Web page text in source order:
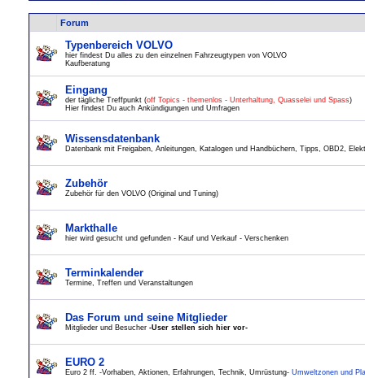
Forum
Typenbereich VOLVO
hier findest Du alles zu den einzelnen Fahrzeugtypen von VOLVO
Kaufberatung
Eingang
der tägliche Treffpunkt (off Topics - themenlos - Unterhaltung, Quasselei und Spass)
Hier findest Du auch Ankündigungen und Umfragen
Wissensdatenbank
Datenbank mit Freigaben, Anleitungen, Katalogen und Handbüchern, Tipps, OBD2,
Zubehör
Zubehör für den VOLVO (Original und Tuning)
Markthalle
hier wird gesucht und gefunden - Kauf und Verkauf - Verschenken
Terminkalender
Termine, Treffen und Veranstaltungen
Das Forum und seine Mitglieder
Mitglieder und Besucher -User stellen sich hier vor-
EURO 2
Euro 2 ff. -Vorhaben, Aktionen, Erfahrungen, Technik, Umrüstung- Umweltzonen und